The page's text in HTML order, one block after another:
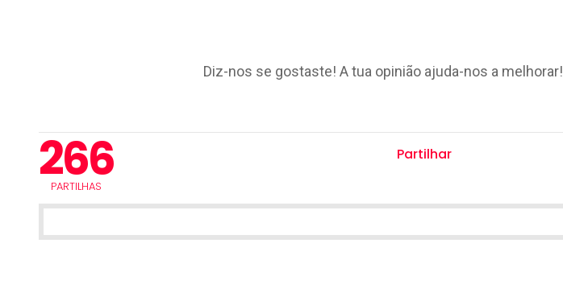
Diz-nos se gostaste! A tua opinião ajuda-nos a melhorar!
266
PARTILHAS
Partilhar